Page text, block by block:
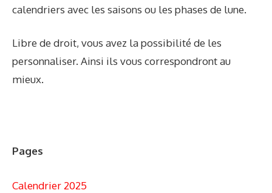
calendriers avec les saisons ou les phases de lune.
Libre de droit, vous avez la possibilité de les
personnaliser. Ainsi ils vous correspondront au
mieux.
Pages
Calendrier 2025